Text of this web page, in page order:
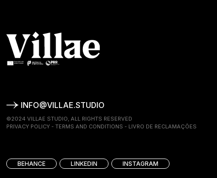
INFO@VILLAE.STUDIO
©2024 VILLAE STUDIO, ALL RIGHTS RESERVED
PRIVACY POLICY -TERMS AND CONDITIONS - LIVRO DE RECLAMAÇÕES
BEHANCE LINKEDIN INSTAGRAM